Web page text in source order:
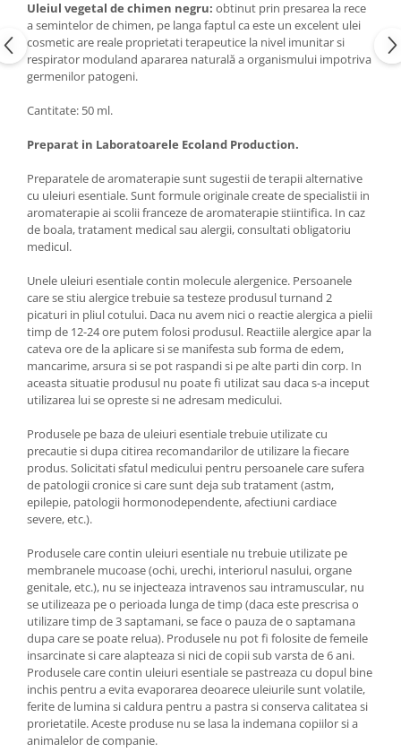
Uleiul vegetal de chimen negru: obtinut prin presarea la rece
a semintelor de chimen, pe langa faptul ca este un excelent ulei
cosmetic are reale proprietati terapeutice la nivel imunitar si
respirator moduland apararea naturală a organismului impotriva
germenilor patogeni.
Cantitate: 50 ml.
Preparat in Laboratoarele Ecoland Production.
Preparatele de aromaterapie sunt sugestii de terapii alternative
cu uleiuri esentiale. Sunt formule originale create de specialistii in
aromaterapie ai scolii franceze de aromaterapie stiintifica. In caz
de boala, tratament medical sau alergii, consultati obligatoriu
medicul.
Unele uleiuri esentiale contin molecule alergenice. Persoanele
care se stiu alergice trebuie sa testeze produsul turnand 2
picaturi in pliul cotului. Daca nu avem nici o reactie alergica a pielii
timp de 12-24 ore putem folosi produsul. Reactiile alergice apar la
cateva ore de la aplicare si se manifesta sub forma de edem,
mancarime, arsura si se pot raspandi si pe alte parti din corp. In
aceasta situatie produsul nu poate fi utilizat sau daca s-a inceput
utilizarea lui se opreste si ne adresam medicului.
Produsele pe baza de uleiuri esentiale trebuie utilizate cu
precautie si dupa citirea recomandarilor de utilizare la fiecare
produs. Solicitati sfatul medicului pentru persoanele care sufera
de patologii cronice si care sunt deja sub tratament (astm,
epilepie, patologii hormonodependente, afectiuni cardiace
severe, etc.).
Produsele care contin uleiuri esentiale nu trebuie utilizate pe
membranele mucoase (ochi, urechi, interiorul nasului, organe
genitale, etc.), nu se injecteaza intravenos sau intramuscular, nu
se utilizeaza pe o perioada lunga de timp (daca este prescrisa o
utilizare timp de 3 saptamani, se face o pauza de o saptamana
dupa care se poate relua). Produsele nu pot fi folosite de femeile
insarcinate si care alapteaza si nici de copii sub varsta de 6 ani.
Produsele care contin uleiuri esentiale se pastreaza cu dopul bine
inchis pentru a evita evaporarea deoarece uleiurile sunt volatile,
ferite de lumina si caldura pentru a pastra si conserva calitatea si
prorietatile. Aceste produse nu se lasa la indemana copiilor si a
animalelor de companie.